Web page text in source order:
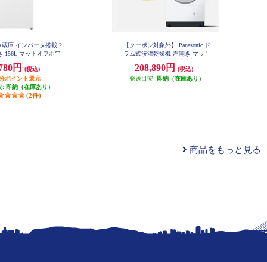
蔵庫 インバータ搭載 2
156L マットオフホワ
円
(税込)
ポイント還元
: 即納（在庫あり）
(2件)
【クーポン対象外】 Panasonic ド
ラム式洗濯乾燥機 左開き マット
LX113EL-W
208,890円
(税込)
発送目安: 即納（在庫あり）
商品をもっと見る